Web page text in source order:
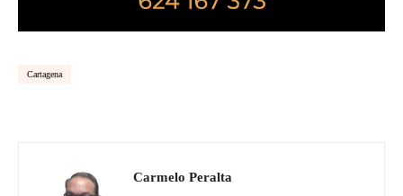
Cartagena
Carmelo Peralta